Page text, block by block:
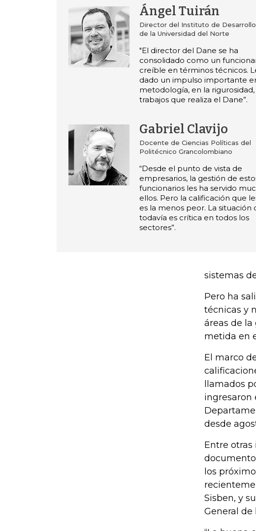
Ángel Tuirán
Director del Instituto de
de la Universidad del Norte
"El director del Dane se ha
consolidado como un
creíble en términos técnicos.
dado un impulso importante
metodología, en la rigurosidad,
trabajos que realiza el Dane”.
Gabriel Clavijo
Docente de Ciencias Políticas del
Politécnico Grancolombiano
“Desde el punto de vista de
empresarios, la gestión de
funcionarios les ha servido
ellos. Pero la calificación que
es la menos peor. La situación
todavía es crítica en todos los
sectores”.
sistemas
Pero ha
técnicas y
áreas de la
metida en
El marco
llamados
ingresaron
desde
Entre otras
los
Sisben, y
General de